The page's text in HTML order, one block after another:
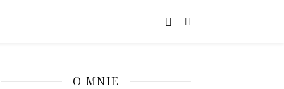
O MNIE